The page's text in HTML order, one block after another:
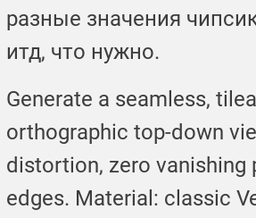
разные значения
итд, что нужно.
Generate a seamless,
orthographic top-down
distortion, zero
edges. Material: classic